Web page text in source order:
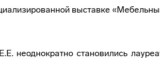
выставке
неоднократно становились